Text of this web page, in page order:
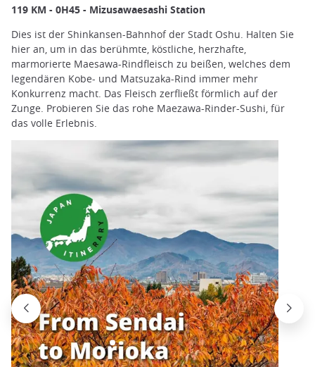
119 KM - 0H45 - Mizusawaesashi Station
Dies ist der Shinkansen-Bahnhof der Stadt Oshu. Halten Sie
hier an, um in das berühmte, köstliche, herzhafte,
marmorierte Maesawa-Rindfleisch zu beißen, welches dem
legendären Kobe- und Matsuzaka-Rind immer mehr
Konkurrenz macht. Das Fleisch zerfließt förmlich auf der
Zunge. Probieren Sie das rohe Maezawa-Rinder-Sushi, für
das volle Erlebnis.